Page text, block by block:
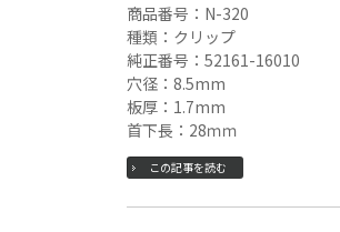
商品番号：N-320
種類：クリップ
純正番号：52161-16010
穴径：8.5mm
板厚：1.7mm
首下長：28ｍｍ
この記事を読む